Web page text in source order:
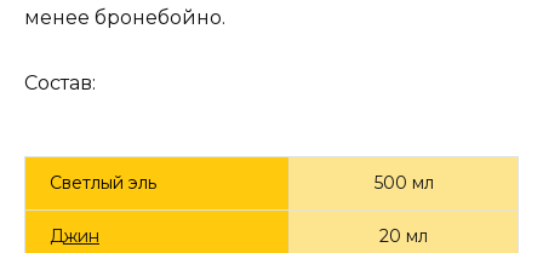
менее бронебойно.
Состав:
Светлый эль 500 мл
Джин 20 мл